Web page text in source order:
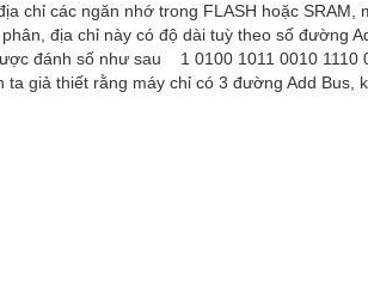
chỉ các ngăn nhớ trong FLASH hoặc
địa chỉ này có độ dài tuỳ theo số đường
đánh số như sau 1 0100 1011 0010 1110
ta giả thiết rằng máy chỉ có 3 đường Add Bus,